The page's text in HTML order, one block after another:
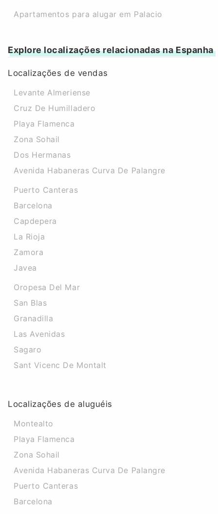
Apartamentos para alugar em Palacio
Explore localizações relacionadas na Espanha
Localizações de vendas
Levante Almeriense
Cruz De Humilladero
Playa Flamenca
Zona Sohail
Dos Hermanas
Avenida Habaneras Curva De Palangre
Puerto Canteras
Barcelona
Capdepera
La Rioja
Zamora
Javea
Oropesa Del Mar
San Blas
Granadilla
Las Avenidas
Sagaro
Sant Vicenc De Montalt
Localizações de aluguéis
Montealto
Playa Flamenca
Zona Sohail
Avenida Habaneras Curva De Palangre
Puerto Canteras
Barcelona